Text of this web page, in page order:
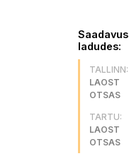
Saadavus
ladudes:
TALLINN:
LAOST
OTSAS
TARTU:
LAOST
OTSAS